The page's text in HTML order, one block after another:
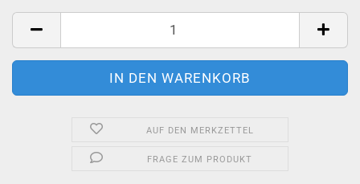
AUF DEN MERKZETTEL
FRAGE ZUM PRODUKT